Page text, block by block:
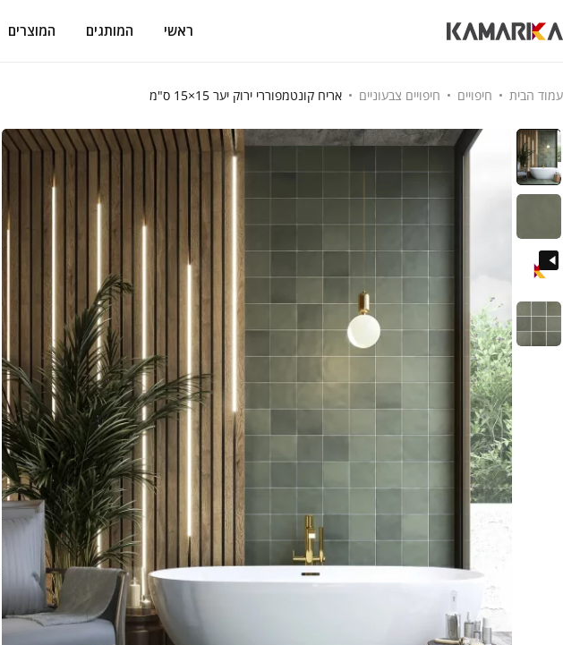
ראשי המותגים המוצרים
עמוד הבית חיפויים חיפויים צבעוניים אריח קונטמפוררי ירוק יער 15×15 ס"מ